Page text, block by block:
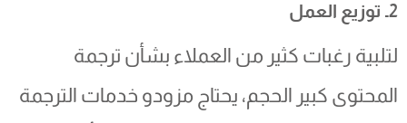
2ـ توزيع العمل
لتلبية رغبات كثير من العملاء بشأن ترجمة
المحتوى كبير الحجم، يحتاج مزودو خدمات الترجمة